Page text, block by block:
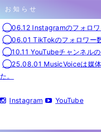
お知らせ
◯06.12 Instagramのフォロワ
◯06.01 TikTokのフォロワー数
◯10.11 YouTubeチャンネルの
◯25.08.01 MusicVoiceは媒体
た。
Instagram YouTube